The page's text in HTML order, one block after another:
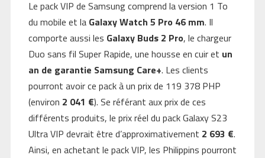
Le pack VIP de Samsung comprend la version 1 To
du mobile et la Galaxy Watch 5 Pro 46 mm. Il
comporte aussi les Galaxy Buds 2 Pro, le chargeur
Duo sans fil Super Rapide, une housse en cuir et un
an de garantie Samsung Care+. Les clients
pourront avoir ce pack à un prix de 119 378 PHP
(environ 2 041 €). Se référant aux prix de ces
différents produits, le prix réel du pack Galaxy S23
Ultra VIP devrait être d’approximativement 2 693 €.
Ainsi, en achetant le pack VIP, les Philippins pourront